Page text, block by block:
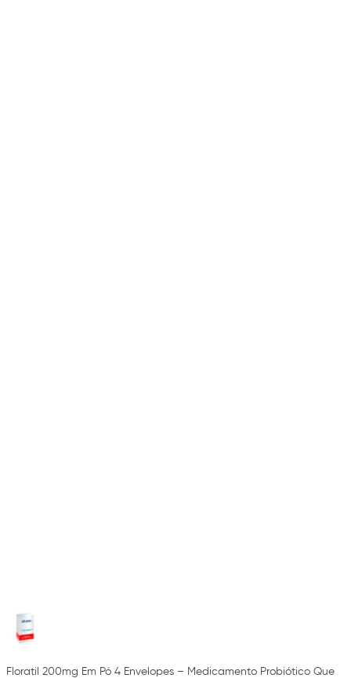
Floratil 200mg Em Pó 4 Envelopes – Medicamento Probiótico Que